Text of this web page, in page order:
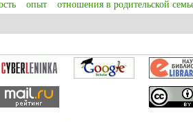
опыт отношения в родительской